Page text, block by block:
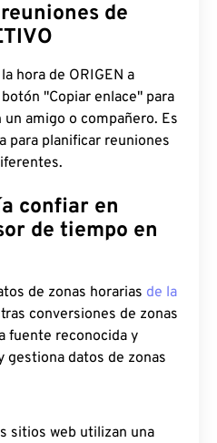
de
hora de ORIGEN a
"Copiar enlace" para
amigo o compañero. Es
para planificar reuniones
confiar en
de tiempo en
de zonas horarias de la
conversiones de zonas
fuente reconocida y
gestiona datos de zonas
sitios web utilizan una